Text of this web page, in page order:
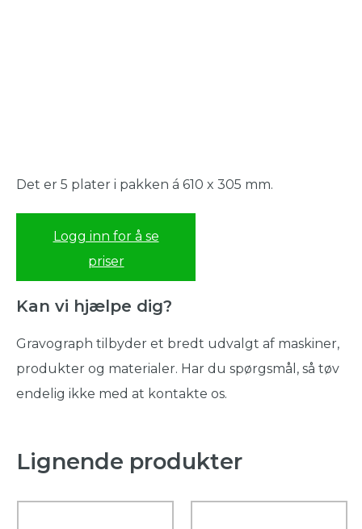
Det er 5 plater i pakken á 610 x 305 mm.
Logg inn for å se
priser
Kan vi hjælpe dig?
Gravograph tilbyder et bredt udvalgt af maskiner,
produkter og materialer. Har du spørgsmål, så tøv
endelig ikke med at kontakte os.
Lignende produkter